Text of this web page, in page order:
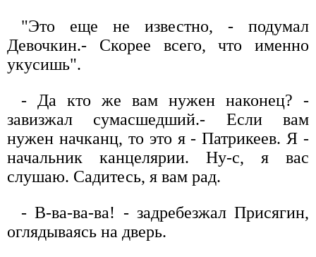
"Это еще не известно, - подумал
Девочкин.- Скорее всего, что именно
укусишь".
- Да кто же вам нужен наконец? -
завизжал сумасшедший.- Если вам
нужен начканц, то это я - Патрикеев. Я -
начальник канцелярии. Ну-с, я вас
слушаю. Садитесь, я вам рад.
- В-ва-ва-ва! - задребезжал Присягин,
оглядываясь на дверь.